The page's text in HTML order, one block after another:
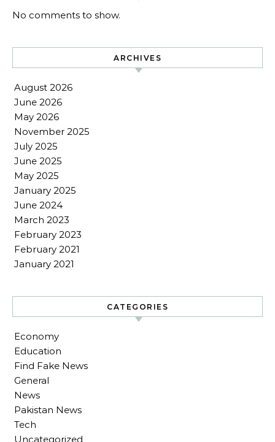
No comments to show.
ARCHIVES
August 2026
June 2026
May 2026
November 2025
July 2025
June 2025
May 2025
January 2025
June 2024
March 2023
February 2023
February 2021
January 2021
CATEGORIES
Economy
Education
Find Fake News
General
News
Pakistan News
Tech
Uncategorized